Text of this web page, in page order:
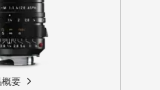
要